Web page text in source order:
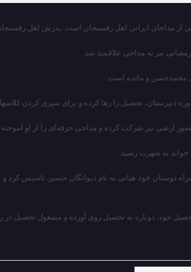
از مداحان ایرانی اهل رفسنجان است. پدرش اهل
رمضانی نیز به مداحی علاقمند شد.
محمدحسن و مائده است.
دبیرستان، تحصیل را رها کرده و برای سپری کردن
ارضی نیز شرکت کرده و مداحی حرفه‌ای را از او
خواند به شهرت رسید.
خود، دوباره به تحصیل روی آورده و مشغول تحصیل در